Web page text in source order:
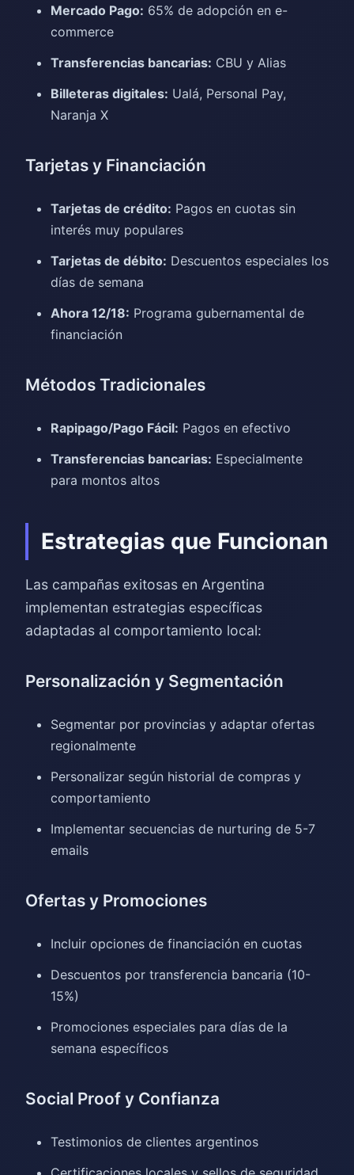
Mercado Pago: 65% de adopción en e-
commerce
Transferencias bancarias: CBU y Alias
Billeteras digitales: Ualá, Personal Pay,
Naranja X
Tarjetas y Financiación
Tarjetas de crédito: Pagos en cuotas sin
interés muy populares
Tarjetas de débito: Descuentos especiales los
días de semana
Ahora 12/18: Programa gubernamental de
financiación
Métodos Tradicionales
Rapipago/Pago Fácil: Pagos en efectivo
Transferencias bancarias: Especialmente
para montos altos
Estrategias que Funcionan
Las campañas exitosas en Argentina
implementan estrategias específicas
adaptadas al comportamiento local:
Personalización y Segmentación
Segmentar por provincias y adaptar ofertas
regionalmente
Personalizar según historial de compras y
comportamiento
Implementar secuencias de nurturing de 5-7
emails
Ofertas y Promociones
Incluir opciones de financiación en cuotas
Descuentos por transferencia bancaria (10-
15%)
Promociones especiales para días de la
semana específicos
Social Proof y Confianza
Testimonios de clientes argentinos